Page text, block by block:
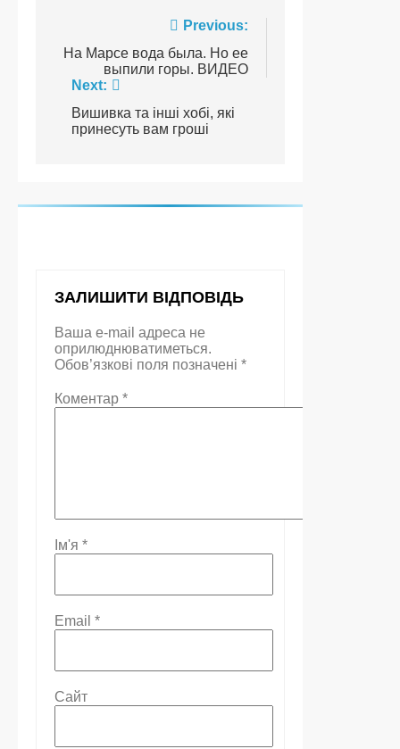
записів
Previous:
На Марсе вода была. Но ее
выпили горы. ВИДЕО
Next:
Вишивка та інші хобі, які
принесуть вам гроші
ЗАЛИШИТИ ВІДПОВІДЬ
Ваша e-mail адреса не
оприлюднюватиметься.
Обов’язкові поля позначені *
Коментар *
Ім'я *
Email *
Сайт